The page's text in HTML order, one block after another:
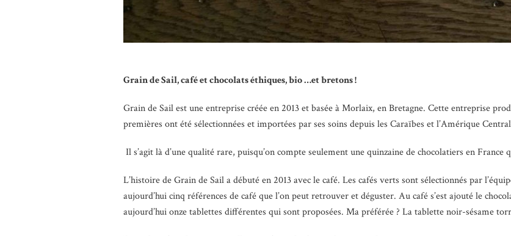
Grain de Sail, café et chocolats éthiques, bio …et bretons !
Grain de Sail est une entreprise créée en 2013 et basée à Morlaix, en Bretagne. Cette entreprise
premières ont été sélectionnées et importées par ses soins depuis les Caraïbes et l’Amérique
Il s’agit là d’une qualité rare, puisqu’on compte seulement une quinzaine de chocolatiers en
L’histoire de Grain de Sail a débuté en 2013 avec le café. Les cafés verts sont sélectionnés par
aujourd’hui cinq références de café que l’on peut retrouver et déguster. Au café s’est ajouté le
aujourd’hui onze tablettes différentes qui sont proposées. Ma préférée ? La tablette noir-sésame